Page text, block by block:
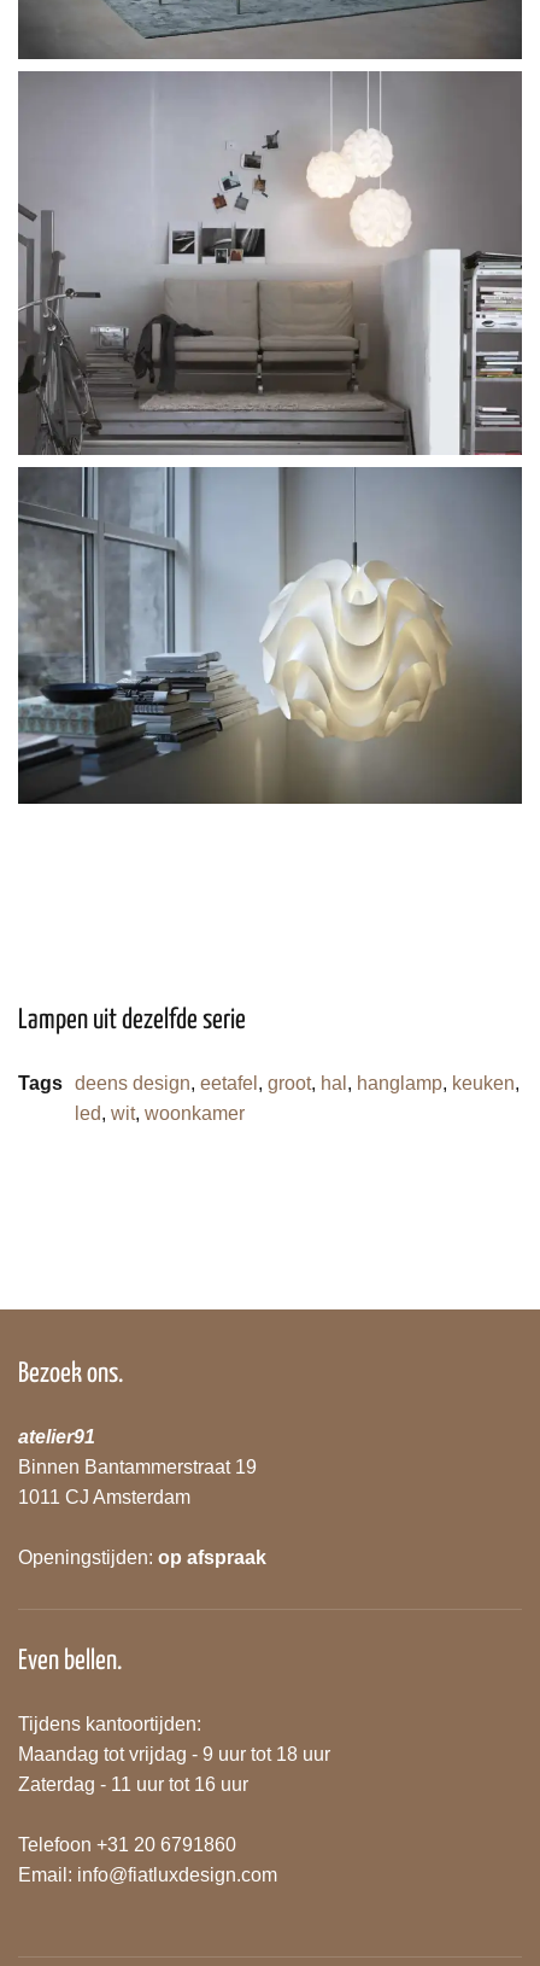
Lampen uit dezelfde serie
Tags deens design, eetafel , groot, hal , hanglamp, keuken,
led, wit, woonkamer
Bezoek ons.
atelier91
Binnen Bantammerstraat 19
1011 CJ Amsterdam
Openingstijden: op afspraak
Even bellen.
Tijdens kantoortijden:
Maandag tot vrijdag - 9 uur tot 18 uur
Zaterdag - 11 uur tot 16 uur
Telefoon +31 20 6791860
Email: info@fiatluxdesign.com